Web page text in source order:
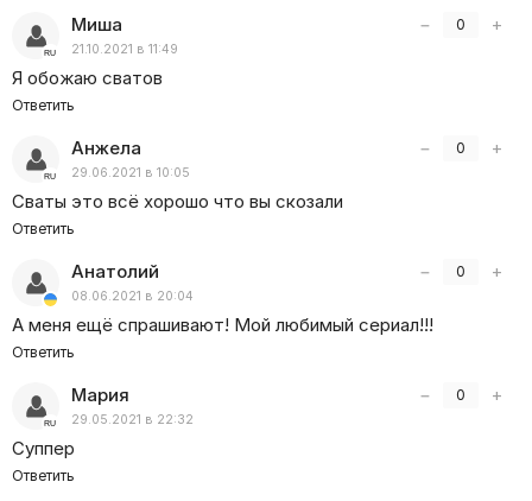
− 0 +
Миша
21.10.2021 в 11:49
Я обожаю сватов
Ответить
− 0 +
Анжела
29.06.2021 в 10:05
Сваты это всё хорошо что вы скозали
Ответить
− 0 +
Анатолий
08.06.2021 в 20:04
А меня ещё спрашивают! Мой любимый сериал!!!
Ответить
− 0 +
Мария
29.05.2021 в 22:32
Суппер
Ответить